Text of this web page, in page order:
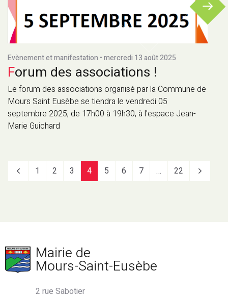
Evènement et manifestation • mercredi 13 août 2025
Forum des associations !
Le forum des associations organisé par la Commune de
Mours Saint Eusèbe se tiendra le vendredi 05
septembre 2025, de 17h00 à 19h30, à l'espace Jean-
Marie Guichard
1 2 3 4 5 6 7 … 22
Mairie de
Mours-Saint-Eusèbe
2 rue Sabotier